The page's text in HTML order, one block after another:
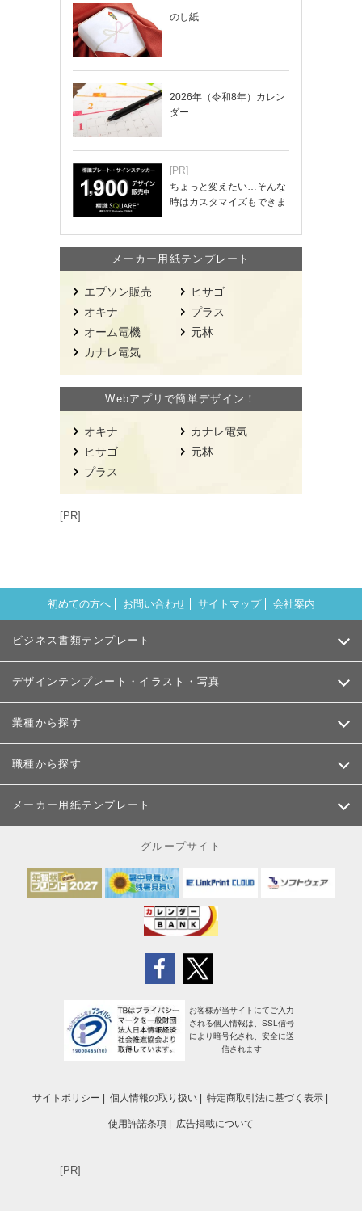
のし紙
2026年（令和8年）カレン
ダー
[PR]
ちょっと変えたい…そんな
時はカスタマイズもできま
メーカー用紙テンプレート
エプソン販売
オキナ
オーム電機
カナレ電気
ヒサゴ
プラス
元林
Webアプリで簡単デザイン！
オキナ
ヒサゴ
プラス
カナレ電気
元林
[PR]
初めての方へ お問い合わせ サイトマップ 会社案内
ビジネス書類テンプレート
デザインテンプレート・イラスト・写真
業種から探す
職種から探す
メーカー用紙テンプレート
グループサイト
お客様が当サイトにてご入力
される個人情報は、SSL信号
により暗号化され、安全に送
信されます
サイトポリシー 個人情報の取り扱い 特定商取引法に基づく表示
使用許諾条項 広告掲載について
[PR]